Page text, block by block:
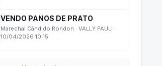
VENDO PANOS DE PRATO
Marechal Cândido Rondon · VALLY PAULI ·
10/04/2026 10:15